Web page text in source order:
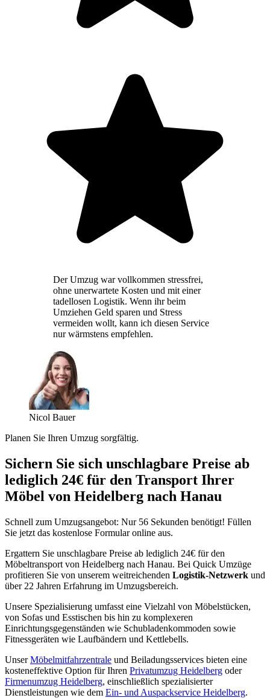
Der Umzug war vollkommen stressfrei,
ohne unerwartete Kosten und mit einer
tadellosen Logistik. Wenn ihr beim
Umziehen Geld sparen und Stress
vermeiden wollt, kann ich diesen Service
nur wärmstens empfehlen.
Nicol Bauer
Planen Sie Ihren Umzug sorgfältig.
Sichern Sie sich unschlagbare Preise ab
lediglich 24€ für den Transport Ihrer
Möbel von Heidelberg nach Hanau
Schnell zum Umzugsangebot: Nur 56 Sekunden benötigt! Füllen
Sie jetzt das kostenlose Formular online aus.
Ergattern Sie unschlagbare Preise ab lediglich 24€ für den
Möbeltransport von Heidelberg nach Hanau. Bei Quick Umzüge
profitieren Sie von unserem weitreichenden Logistik-Netzwerk und
über 22 Jahren Erfahrung im Umzugsbereich.
Unsere Spezialisierung umfasst eine Vielzahl von Möbelstücken,
von Sofas und Esstischen bis hin zu komplexeren
Einrichtungsgegenständen wie Schubladenkommoden sowie
Fitnessgeräten wie Laufbändern und Kettlebells.
UnserMöbelmitfahrzentrale und Beiladungsservices bieten eine
kosteneffektive Option für Ihren Privatumzug Heidelberg oder
Firmenumzug Heidelberg, einschließlich spezialisierter
Dienstleistungen wie dem Ein- und Auspackservice Heidelberg.